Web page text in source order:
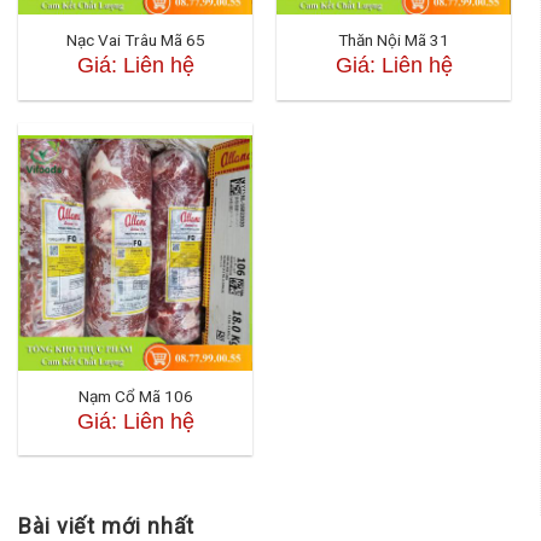
Nạc Vai Trâu Mã 65
Giá: Liên hệ
Thăn Nội Mã 31
Giá: Liên hệ
Nạm Cổ Mã 106
Giá: Liên hệ
Bài viết mới nhất